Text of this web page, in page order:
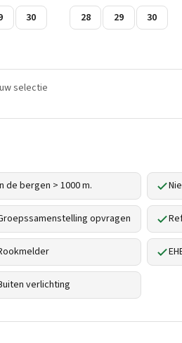
30
28
29 30
selectie
de bergen > 1000 m.
opvragen
verlichting